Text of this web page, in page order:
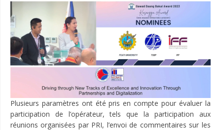
Plusieurs paramètres ont été pris en compte pour évaluer la
participation de l’opérateur, tels que la participation aux
réunions organisées par PRI, l’envoi de commentaires sur les